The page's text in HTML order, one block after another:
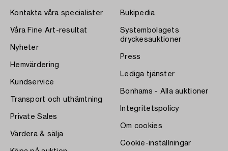
Kontakta våra specialister
Våra Fine Art-resultat
Nyheter
Hemvärdering
Kundservice
Transport och uthämtning
Private Sales
Värdera & sälja
Bukipedia
Systembolagets
dryckesauktioner
Press
Lediga tjänster
Bonhams - Alla auktioner
Integritetspolicy
Om cookies
Cookie-inställningar